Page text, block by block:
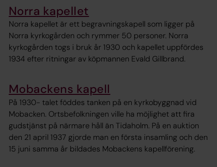
Norra kapellet
Norra kapellet är ett begravningskapell som ligger på
Norra kyrkogården och rymmer 50 personer. Norra
kyrkogården togs i bruk år 1930 och kapellet uppfördes
1934 efter ritningar av köpmannen Evald Gillbrand.
Mobackens kapell
På 1930- talet föddes tanken på en kyrkobyggnad vid
Mobacken. Ortsbefolkningen ville ha möjlighet att fira
gudstjänst på närmare håll än Tidaholm. På en auktion
den 21 april 1937 gjorde man en första insamling och den
15 juni samma år bildades Mobackens kapellförening.